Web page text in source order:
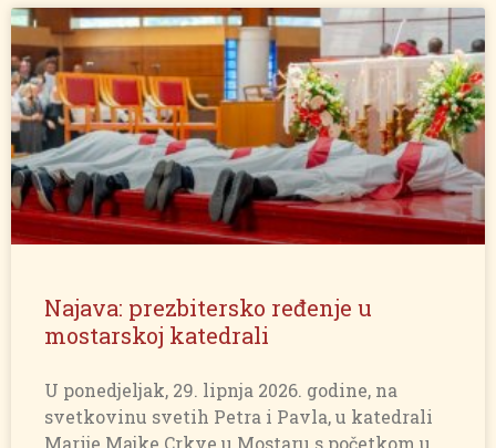
Najava: prezbitersko ređenje u
mostarskoj katedrali
U ponedjeljak, 29. lipnja 2026. godine, na
svetkovinu svetih Petra i Pavla, u katedrali
Marije Majke Crkve u Mostaru s početkom u